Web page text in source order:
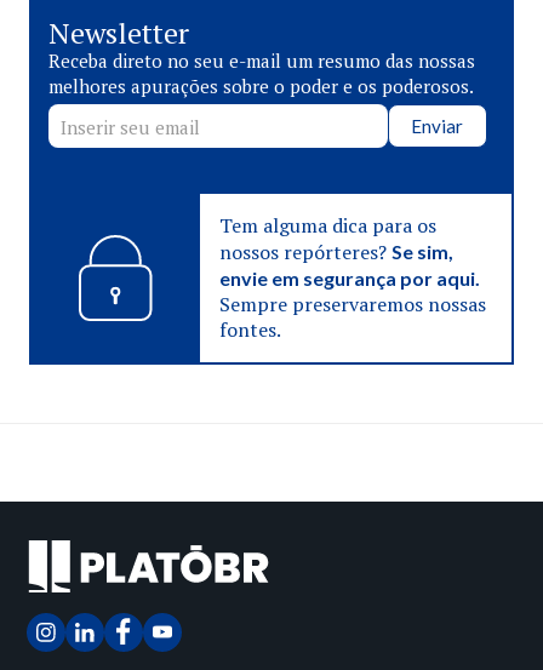
Newsletter
Receba direto no seu e-mail um resumo das nossas
melhores apurações sobre o poder e os poderosos.
Enviar
Tem alguma dica para os
nossos repórteres? Se sim,
envie em segurança por aqui.
Sempre preservaremos nossas
fontes.